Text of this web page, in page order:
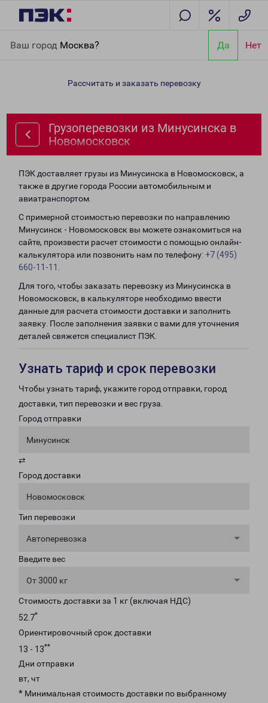
Ваш город Москва? Да Нет
Новомосковск
Рассчитать и заказать перевозку
Грузоперевозки из Минусинска в
Новомосковск
ПЭК доставляет грузы из Минусинска в Новомосковск, а
также в другие города России автомобильным и
авиатранспортом.
С примерной стоимостью перевозки по направлению
Минусинск - Новомосковск вы можете ознакомиться на
сайте, произвести расчет стоимости с помощью онлайн-
калькулятора или позвонить нам по телефону: +7 (495)
660-11-11
Для того, чтобы заказать перевозку из Минусинска в
Новомосковск, в калькуляторе необходимо ввести
данные для расчета стоимости доставки и заполнить
заявку. После заполнения заявки с вами для уточнения
деталей свяжется специалист ПЭК.
Узнать тариф и срок перевозки
Чтобы узнать тариф, укажите город отправки, город
доставки, тип перевозки и вес груза.
Город отправки
Минусинск
⇄
Город доставки
Новомосковск
Тип перевозки
Автоперевозка
Введите вес
От 3000 кг
Стоимость доставки за 1 кг (включая НДС)
52.7*
Ориентировочный срок доставки
13 - 13**
Дни отправки
вт, чт
* Минимальная стоимость доставки по выбранному